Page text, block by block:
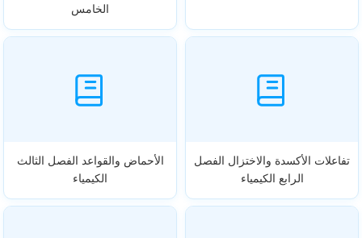
الخامس
تفاعلات الأكسدة والاختزال الفصل
الرابع الكيمياء
الأحماض والقواعد الفصل الثالث
الكيمياء